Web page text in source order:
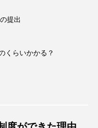
提出
くらいかかる？